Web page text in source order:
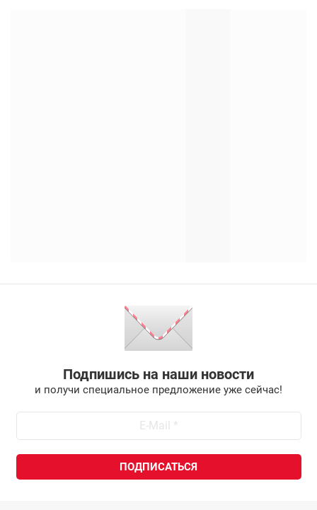
Подпишись на наши новости
и получи специальное предложение уже сейчас!